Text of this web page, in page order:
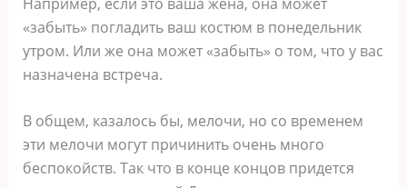
«забыть» погладить ваш костюм в понедельник
утром. Или же она может «забыть» о том, что у вас
назначена встреча.
В общем, казалось бы, мелочи, но со временем
эти мелочи могут причинить очень много
беспокойств. Так что в конце концов придется